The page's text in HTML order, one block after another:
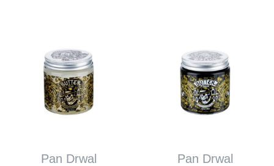
Pan Drwal Pan Drwal